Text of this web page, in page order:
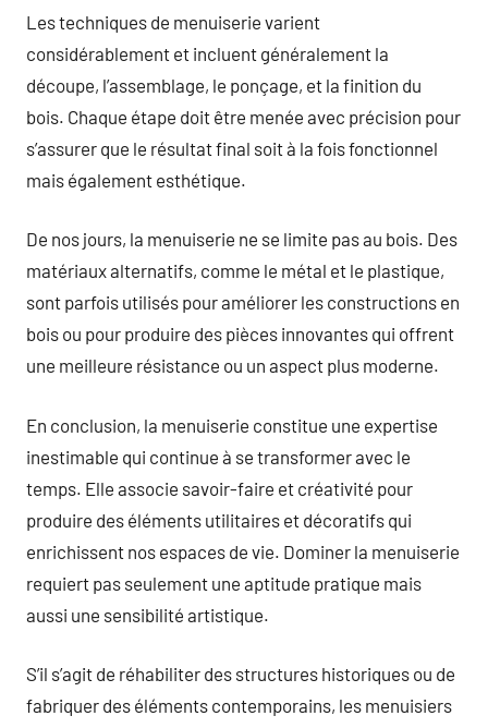
Les techniques de menuiserie varient
considérablement et incluent généralement la
découpe, l’assemblage, le ponçage, et la finition du
bois. Chaque étape doit être menée avec précision pour
s’assurer que le résultat final soit à la fois fonctionnel
mais également esthétique.
De nos jours, la menuiserie ne se limite pas au bois. Des
matériaux alternatifs, comme le métal et le plastique,
sont parfois utilisés pour améliorer les constructions en
bois ou pour produire des pièces innovantes qui offrent
une meilleure résistance ou un aspect plus moderne.
En conclusion, la menuiserie constitue une expertise
inestimable qui continue à se transformer avec le
temps. Elle associe savoir-faire et créativité pour
produire des éléments utilitaires et décoratifs qui
enrichissent nos espaces de vie. Dominer la menuiserie
requiert pas seulement une aptitude pratique mais
aussi une sensibilité artistique.
S’il s’agit de réhabiliter des structures historiques ou de
fabriquer des éléments contemporains, les menuisiers